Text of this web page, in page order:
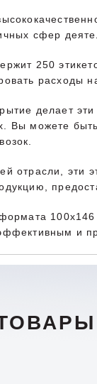
сфер
250
расходы
делает
Вы можете быть
отрасли, эти
и